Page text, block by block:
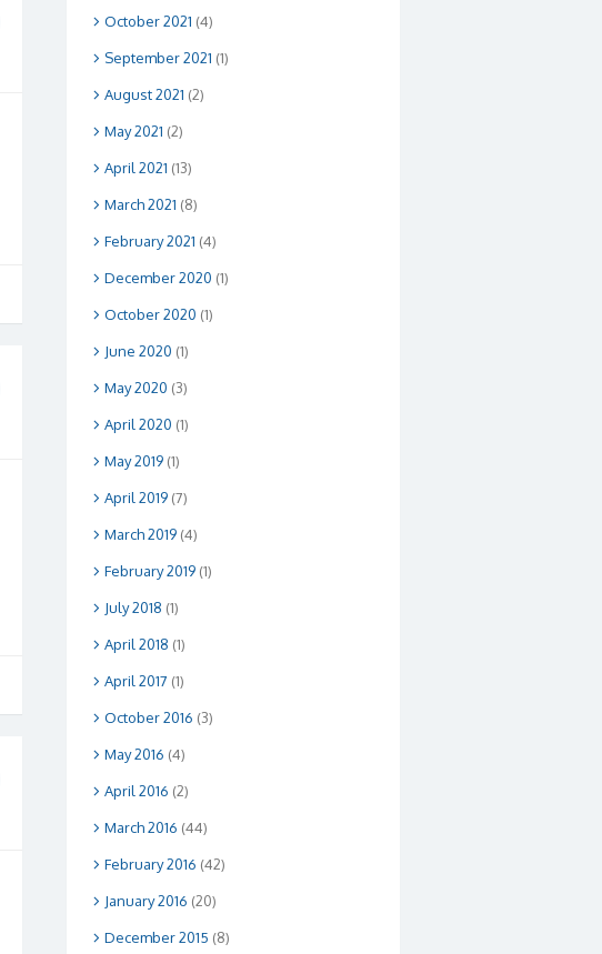
October 2021 (4)
September 2021 (1)
August 2021 (2)
May 2021 (2)
April 2021 (13)
March 2021 (8)
February 2021 (4)
December 2020 (1)
October 2020 (1)
June 2020 (1)
May 2020 (3)
April 2020 (1)
May 2019 (1)
April 2019 (7)
March 2019 (4)
February 2019 (1)
July 2018 (1)
April 2018 (1)
April 2017 (1)
October 2016 (3)
May 2016 (4)
April 2016 (2)
March 2016 (44)
February 2016 (42)
January 2016 (20)
December 2015 (8)